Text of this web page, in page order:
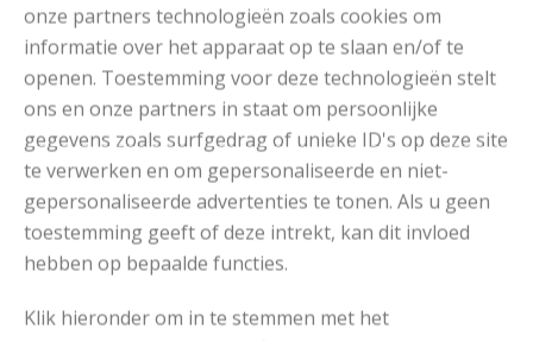
onze partners technologieën zoals cookies om
informatie over het apparaat op te slaan en/of te
openen. Toestemming voor deze technologieën stelt
ons en onze partners in staat om persoonlijke
gegevens zoals surfgedrag of unieke ID's op deze site
te verwerken en om gepersonaliseerde en niet-
gepersonaliseerde advertenties te tonen. Als u geen
toestemming geeft of deze intrekt, kan dit invloed
hebben op bepaalde functies.
Klik hieronder om in te stemmen met het
MOOIE RUIMVALLENDE COLTRUI BREIEN